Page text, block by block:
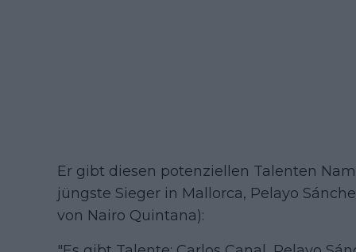
Er gibt diesen potenziellen Talenten
jüngste Sieger in Mallorca, Pelayo
von Nairo Quintana):